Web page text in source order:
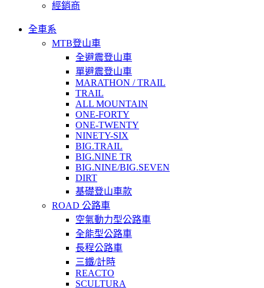
經銷商
全車系
MTB登山車
全避震登山車
單避震登山車
MARATHON / TRAIL
TRAIL
ALL MOUNTAIN
ONE-FORTY
ONE-TWENTY
NINETY-SIX
BIG.TRAIL
BIG.NINE TR
BIG.NINE/BIG.SEVEN
DIRT
基礎登山車款
ROAD 公路車
空氣動力型公路車
全能型公路車
長程公路車
三鐵/計時
REACTO
SCULTURA